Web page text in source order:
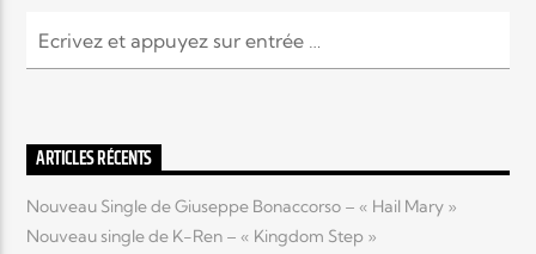
ARTICLES RÉCENTS
Nouveau Single de Giuseppe Bonaccorso – « Hail Mary »
Nouveau single de K-Ren – « Kingdom Step »